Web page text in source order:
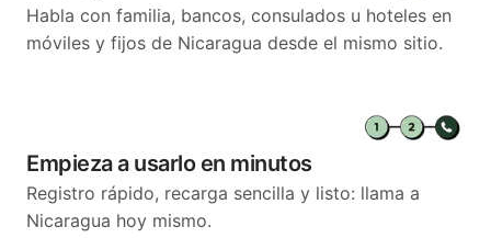
Habla con familia, bancos, consulados u hoteles en
móviles y fijos de Nicaragua desde el mismo sitio.
Empieza a usarlo en minutos
Registro rápido, recarga sencilla y listo: llama a
Nicaragua hoy mismo.